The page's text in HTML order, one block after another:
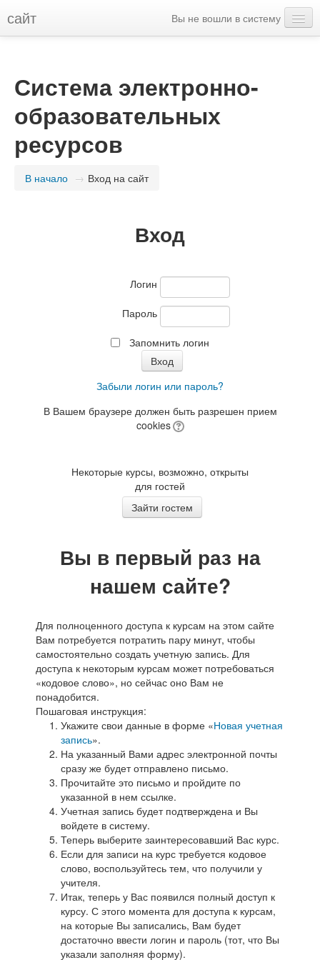
сайт
Вы не вошли в систему
Система электронно-
образовательных
ресурсов
В начало → Вход на сайт
Вход
Логин
Пароль
Запомнить логин
Забыли логин или пароль?
В Вашем браузере должен быть разрешен прием
cookies
Некоторые курсы, возможно, открыты
для гостей
Вы в первый раз на
нашем сайте?
Для полноценного доступа к курсам на этом сайте
Вам потребуется потратить пару минут, чтобы
самостоятельно создать учетную запись. Для
доступа к некоторым курсам может потребоваться
«кодовое слово», но сейчас оно Вам не
понадобится.
Пошаговая инструкция:
Укажите свои данные в форме «Новая учетная
запись».
На указанный Вами адрес электронной почты
сразу же будет отправлено письмо.
Прочитайте это письмо и пройдите по
указанной в нем ссылке.
Учетная запись будет подтверждена и Вы
войдете в систему.
Теперь выберите заинтересовавший Вас курс.
Если для записи на курс требуется кодовое
слово, воспользуйтесь тем, что получили у
учителя.
Итак, теперь у Вас появился полный доступ к
курсу. С этого момента для доступа к курсам,
на которые Вы записались, Вам будет
достаточно ввести логин и пароль (тот, что Вы
указали заполняя форму).